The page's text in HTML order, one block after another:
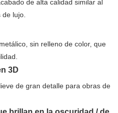
de alta calidad similar al
de lujo.
sin relleno de color, que
3D
de gran detalle para obras de